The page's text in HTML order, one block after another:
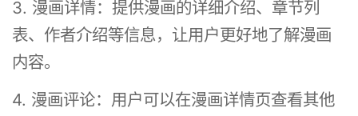
3. 漫画详情：提供漫画的详细介绍、章节列
表、作者介绍等信息，让用户更好地了解漫画
内容。
4. 漫画评论：用户可以在漫画详情页查看其他